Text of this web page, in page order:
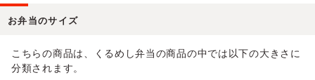
お弁当のサイズ
こちらの商品は、くるめし弁当の商品の中では以下の大きさに
分類されます。